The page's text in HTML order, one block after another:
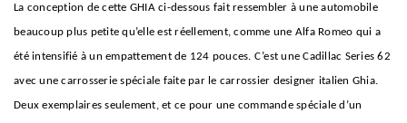
La conception de cette GHIA ci-dessous fait ressembler à une automobile
beaucoup plus petite qu’elle est réellement, comme une Alfa Romeo qui a
été intensifié à un empattement de 124 pouces. C’est une Cadillac Series 62
avec une carrosserie spéciale faite par le carrossier designer italien Ghia.
Deux exemplaires seulement, et ce pour une commande spéciale d’un